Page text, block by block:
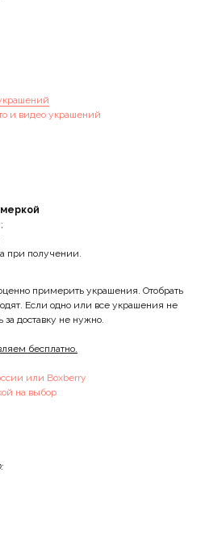
и видео украшений
при получении.
примерить украшения. Отобрать
Если одно или все украшения не
доставку не нужно.
бесплатно.
или Boxberry
на выбор